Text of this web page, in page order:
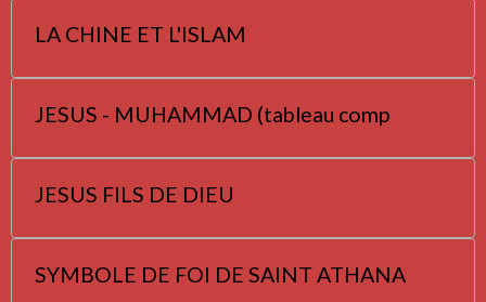
LA CHINE ET L'ISLAM
JESUS - MUHAMMAD (tableau comp
JESUS FILS DE DIEU
SYMBOLE DE FOI DE SAINT ATHANA